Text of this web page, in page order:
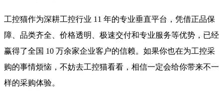
工控猫作为深耕工控行业 11 年的专业垂直平台，凭借正品保
障、品类齐全、价格透明、极速交付和专业服务等优势，已经
赢得了全国 10 万余家企业客户的信赖。如果你也在为工控采
购的事情烦恼，不妨去工控猫看看，相信一定会给你带来不一
样的采购体验。